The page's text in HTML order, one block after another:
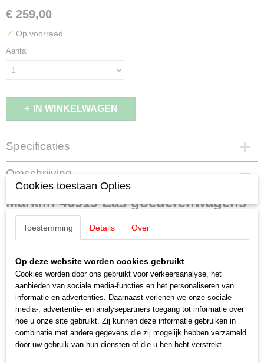
€ 259,00
✓ Op voorraad
Aantal
IN WINKELWAGEN
Specificaties
EAN code
4001883469195
46919
H0 (1:87)
Nieuw
Omschrijving
Märklin 46919 Eas goederenwagens
set
Zes open goederenwagens type Eas 5949 en 5971 van de Deutsche
Reichsbahn (DR).
Model: Voorbeeldgetrouw nagebouwde fronten. De frontdeuren kunnen bij
deze modellen niet geopend worden. Met los gemonteerde opstaptreAlle
wagens zijn geladen met
imitatie bruinkolenden aan de wagenbodems. Alle wagens zijn geladen
met imitatie bruinkolen. Alle wagens met verschillende wagennummers.
Alle wagens apart verpakt.
Lengte over de buffers per wagen 16,1 cm.
Cookies toestaan Opties
Toestemming Details Over
Op deze website worden cookies gebruikt
Cookies worden door ons gebruikt voor verkeersanalyse, het
aanbieden van sociale media-functies en het personaliseren van
informatie en advertenties. Daarnaast verlenen we onze sociale
media-, advertentie- en analysepartners toegang tot informatie over
hoe u onze site gebruikt. Zij kunnen deze informatie gebruiken in
combinatie met andere gegevens die zij mogelijk hebben verzameld
door uw gebruik van hun diensten of die u hen hebt verstrekt.